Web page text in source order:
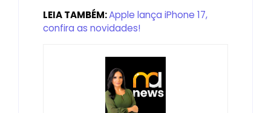
LEIA TAMBÉM:Apple lança iPhone 17,
confira as novidades!